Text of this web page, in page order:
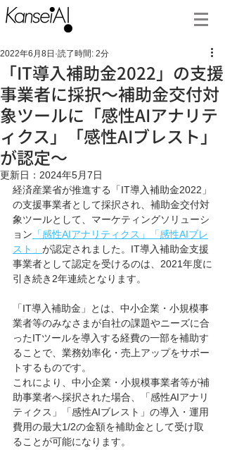
「IT導入補助金2022」の支援
事業者に採択～補助金交付対
象ツールに「感性AIアナリテ
ィクス」「感性AIブレスト」
が認定～
2022年6月8日 読了時間: 2分
更新日： 2024年5月7日
経済産業省が推進する「IT導入補助金2022」
の支援事業者として採択され、補助金交付対
象ツールとして、マーケティングソリューシ
ョン 「感性AIアナリティクス」「感性AIブレ
スト」 が認定されました。IT導入補助金支援
事業者として認定を受けるのは、2021年度に
引き続き2年連続となります。
「IT導入補助金」とは、中小企業・小規模事
業者等のみなさまが自社の課題やニーズに合
ったITツールを導入する経費の一部を補助す
ることで、業務効率化・売上アップをサポー
トするものです。
これにより、中小企業・小規模事業者等が補
助事業者へ採択された場合、「感性AIアナリ
ティクス」「感性AIブレスト」の導入・運用
費用の最大1/2の金額を補助金として受け取
ることが可能になります。